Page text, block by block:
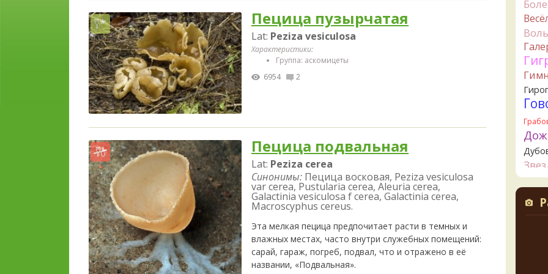
Пецица пузырчатая
Lat: Peziza vesiculosa
Характеристики:
Группа: аскомицеты
6954
2
Пецица подвальная
Lat: Peziza cerea
Синонимы: Пецица восковая, Peziza vesiculosa
var cerea, Pustularia cerea, Aleuria cerea,
Galactinia vesiculosa f cerea, Galactinia cerea,
Macroscyphus cereus.
Эта мелкая пецица предпочитает расти в темных и
влажных местах, часто внутри служебных помещений:
сарай, гараж, погреб, подвал, что и отражено в её
названии, «Подвальная».
19
19 часов
но
края